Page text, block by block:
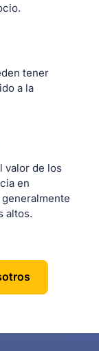
tener
a la
valor de los
en
altos.